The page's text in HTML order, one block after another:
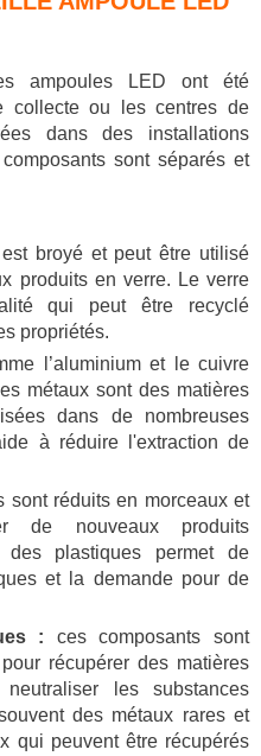
ampoules LED ont été
collecte ou les centres de
dans des installations
sont séparés et
broyé et peut être utilisé
produits en verre. Le verre
qui peut être recyclé
propriétés.
l’aluminium et le cuivre
métaux sont des matières
dans de nombreuses
à réduire l'extraction de
sont réduits en morceaux et
de nouveaux produits
des plastiques permet de
et la demande pour de
: ces composants sont
récupérer des matières
les substances
des métaux rares et
qui peuvent être récupérés